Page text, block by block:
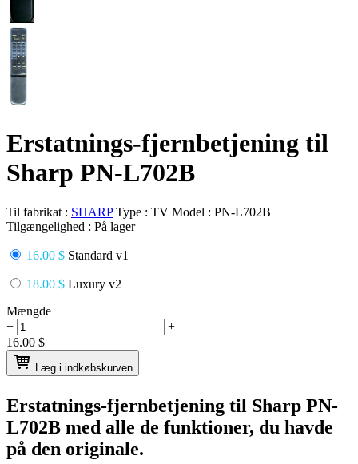
Erstatnings-fjernbetjening til
Sharp PN-L702B
Til fabrikat : SHARP Type : TV Model : PN-L702B
Tilgængelighed : På lager
16.00 $ Standard v1
18.00 $ Luxury v2
Mængde
−
+
16.00 $
Læg i indkøbskurven
Erstatnings-fjernbetjening til Sharp PN-
L702B med alle de funktioner, du havde
på den originale.